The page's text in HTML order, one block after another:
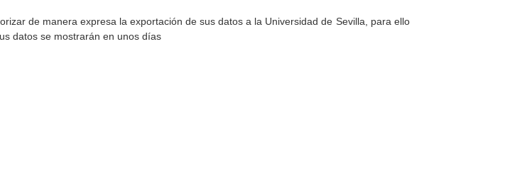
de manera expresa la exportación de sus datos a la Universidad de Sevilla, para ello
datos se mostrarán en unos días